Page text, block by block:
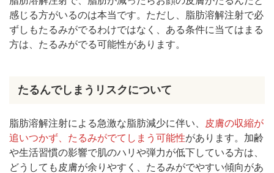
感じる方がいるのは本当です。ただし、脂肪溶解注射で必
ずしもたるみがでるわけではなく、ある条件に当てはまる
方は、たるみがでる可能性があります。
たるんでしまうリスクについて
脂肪溶解注射による急激な脂肪減少に伴い、
皮膚の収縮が
追いつかず、たるみがでてしまう可能性があります。加齢
や生活習慣の影響で肌のハリや弾力が低下している方は、
どうしても皮膚が余りやすく、たるみがでやすい傾向があ